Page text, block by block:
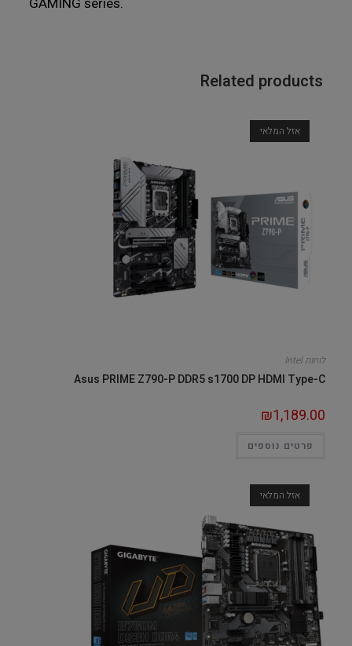
Related products
אזל המלאי
לוחות Intel
Asus PRIME Z790-P DDR5 s1700 DP HDMI Type-C
₪1,189.00
פרטים נוספים
אזל המלאי